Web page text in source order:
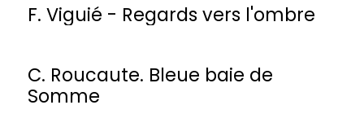
F. Viguié - Regards vers l'ombre
C. Roucaute. Bleue baie de
Somme